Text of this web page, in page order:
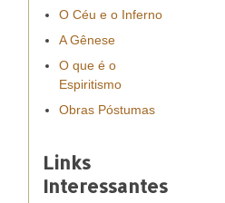
O Céu e o Inferno
A Gênese
O que é o
Espiritismo
Obras Póstumas
Links
Interessantes